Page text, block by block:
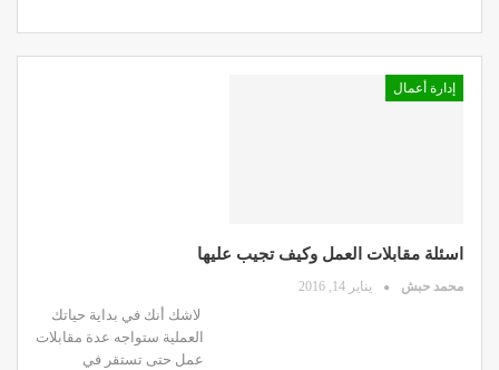
إدارة أعمال
اسئلة مقابلات العمل وكيف تجيب عليها
محمد حبش يناير 14, 2016
لاشك أنك في بداية حياتك
العملية ستواجه عدة مقابلات
عمل حتى تستقر في